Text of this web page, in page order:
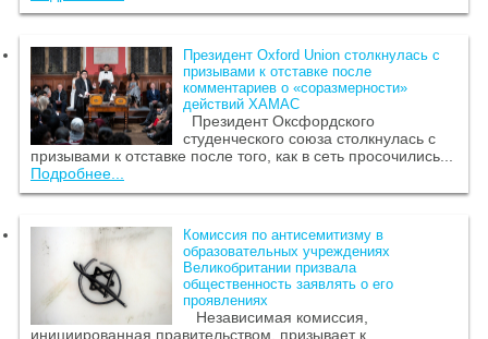
Президент Oxford Union столкнулась с
призывами к отставке после
комментариев о «соразмерности»
действий ХАМАС
Президент Оксфордского
студенческого союза столкнулась с
призывами к отставке после того, как в сеть просочились...
Подробнее...
Комиссия по антисемитизму в
образовательных учреждениях
Великобритании призвала
общественность заявлять о его
проявлениях
Независимая комиссия,
инициированная правительством, призывает к